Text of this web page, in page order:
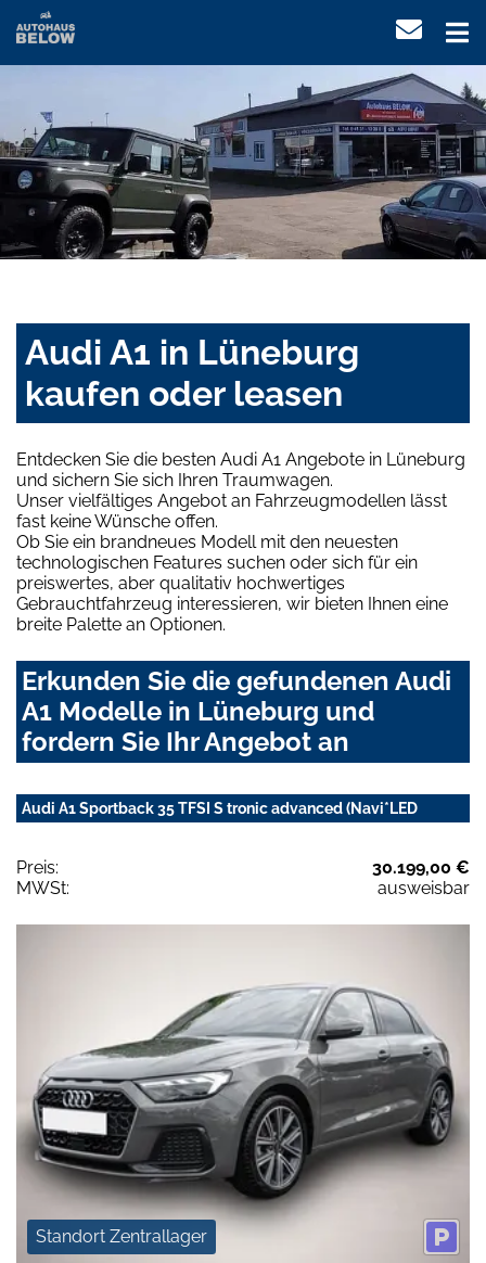
Audi A1 in Lüneburg
kaufen oder leasen
Entdecken Sie die besten Audi A1 Angebote in Lüneburg
und sichern Sie sich Ihren Traumwagen.
Unser vielfältiges Angebot an Fahrzeugmodellen lässt
fast keine Wünsche offen.
Ob Sie ein brandneues Modell mit den neuesten
technologischen Features suchen oder sich für ein
preiswertes, aber qualitativ hochwertiges
Gebrauchtfahrzeug interessieren, wir bieten Ihnen eine
breite Palette an Optionen.
Erkunden Sie die gefundenen Audi
A1 Modelle in Lüneburg und
fordern Sie Ihr Angebot an
Audi A1 Sportback 35 TFSI S tronic advanced (Navi*LED
Preis:
30.199,00 €
MWSt:
ausweisbar
Standort Zentrallager